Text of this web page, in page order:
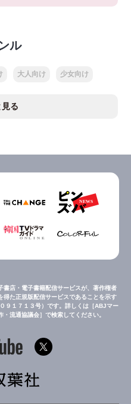
ル
大人向け 少女向け
見る
書店・電子書籍配信サービスが、著作権者
得た正規版配信サービスであることを示す
９１７１３号）です。詳しくは［ABJマー
・流通協議会］で検索してください。